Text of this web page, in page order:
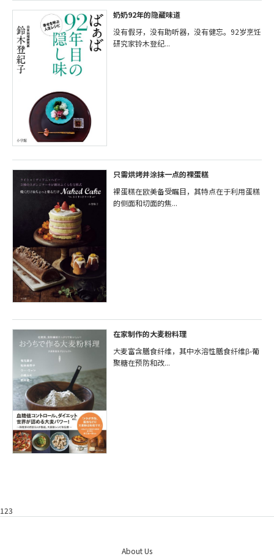
奶奶92年的隐藏味道
没有假牙，没有助听器，没有健忘。92岁烹饪
研究家铃木登纪...
只需烘烤并涂抹一点的裸蛋糕
裸蛋糕在欧美备受瞩目，其特点在于利用蛋糕
的侧面和切面的焦...
在家制作的大麦粉料理
大麦富含膳食纤维，其中水溶性膳食纤维β-葡
聚糖在预防和改...
123
About Us